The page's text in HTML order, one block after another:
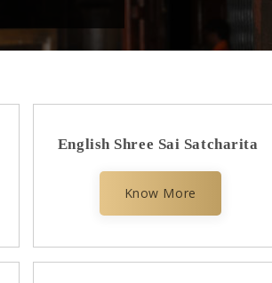
English Shree Sai Satcharita
Know More